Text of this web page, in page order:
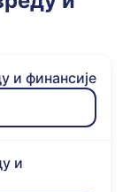
и финансије
и